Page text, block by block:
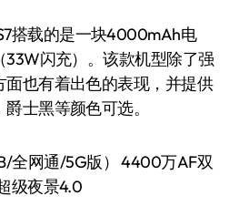
搭载的是一块4000mAh电
闪充）。该款机型除了强
也有着出色的表现，并提供
士黑等颜色可选。
全网通/5G版） 4400万AF双
级夜景4.0